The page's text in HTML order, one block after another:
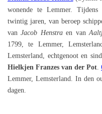
wonende te Lemmer. Tijdens
twintig jaren, van beroep
vanJacob Henstraen van
1799, te Lemmer,
Lemsterland, echtgenoot en
Hielkjen Franzes van der Pot.
Lemmer, Lemsterland. In den
dagen.